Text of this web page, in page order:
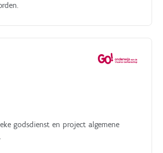
godsdienst en project algemene